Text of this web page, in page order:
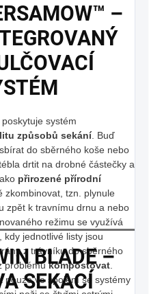
–
systém
způsobů sekání. Buď
do sběrného koše nebo
drtit na drobné částečky a
přirozené přírodní
zkombinovat, tzn. plynule
zpět k travnímu drnu a nebo
režimu se využívá
kdy jednotlivé listy jsou
z trávníku do sběrného
problémůkompostovat
pouze ve spojení se systémy
BLADE –
SEKACÍ